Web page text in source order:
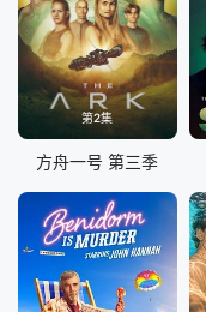
第2集
方舟一号 第三季